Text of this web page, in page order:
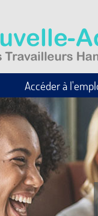
Accéder à